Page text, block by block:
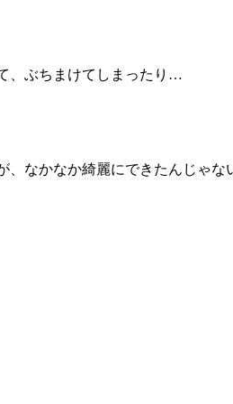
、ぶちまけてしまったり…
、なかなか綺麗にできたんじゃな